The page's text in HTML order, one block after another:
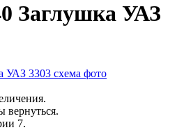
Заглушка УАЗ
вернуться.
7.